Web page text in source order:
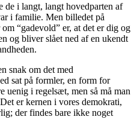
de i langt, langt hovedparten af
i familie. Men billedet på
“gadevold” er, at det er dig og
og bliver slået ned af en ukendt
snak om det med
sat på formler, en form for
i regelsæt, men så må man
er kernen i vores demokrati,
der findes bare ikke noget